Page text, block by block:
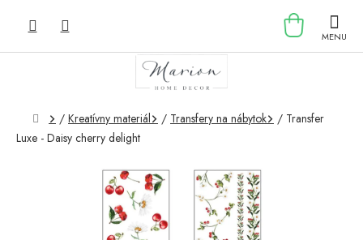
KOŠÍK
Domov
/ Kreatívny materiál / Transfery na nábytok / Transfer
Luxe - Daisy cherry delight